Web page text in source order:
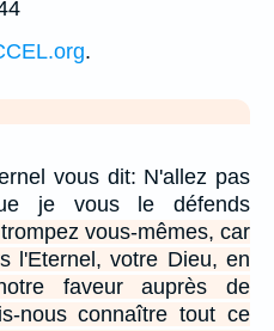
.
vous dit: N'allez pas
je vous le défends
vous-mêmes, car
l'Eternel, votre Dieu, en
faveur auprès de
nous connaître tout ce